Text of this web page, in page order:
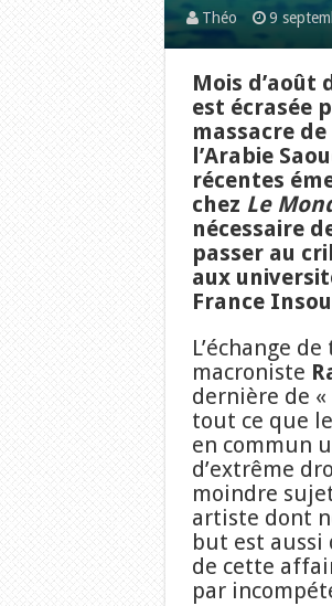
Théo 9
Mois d’août
est écrasée
massacre
l’Arabie
récentes
chez Le
nécessaire
passer au
aux
France
L’échange
macroniste
dernière de
tout ce que
en commun
d’extrême
moindre
artiste dont
but est aussi
de cette
par